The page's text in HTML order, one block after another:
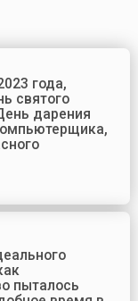
года,
святого
дарения
пыталось